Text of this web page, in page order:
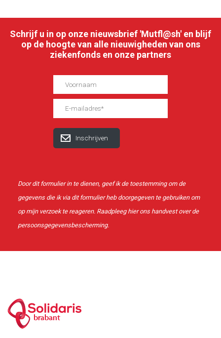
Schrijf u in op onze nieuwsbrief 'Mutfl@sh' en blijf
op de hoogte van alle nieuwigheden van ons
ziekenfonds en onze partners
Door dit formulier in te dienen, geef ik de toestemming om de
gegevens die ik via dit formulier heb doorgegeven te gebruiken om
op mijn verzoek te reageren. Raadpleeg hierons handvest over de
persoonsgegevensbescherming.
brabant